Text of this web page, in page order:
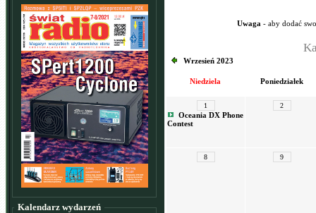
Kalendarz wydarzeń
Uwaga - aby dodać
Wrzesień 2023
Niedziela Poniedziałek
1
Oceania DX Phone
Contest
2
8 9